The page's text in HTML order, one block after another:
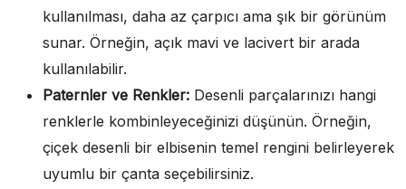
kullanılması, daha az çarpıcı ama şık bir görünüm
sunar. Örneğin, açık mavi ve lacivert bir arada
kullanılabilir.
Paternler ve Renkler: Desenli parçalarınızı hangi
renklerle kombinleyeceğinizi düşünün. Örneğin,
çiçek desenli bir elbisenin temel rengini belirleyerek
uyumlu bir çanta seçebilirsiniz.